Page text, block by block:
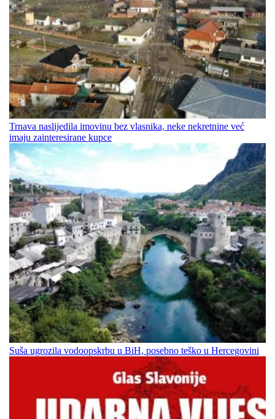
Trnava naslijedila imovinu bez vlasnika, neke nekretnine već
imaju zainteresirane kupce
Suša ugrozila vodoopskrbu u BiH, posebno teško u Hercegovini